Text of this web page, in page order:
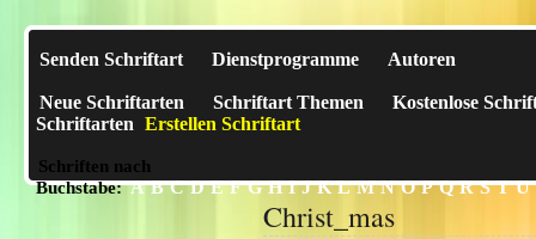
Senden Schriftart Dienstprogramme Autoren
Neue Schriftarten Schriftart Themen
Kostenlose
Schriftarten Erstellen Schriftart
Schriften nach
Buchstabe:A B C D E F G H I J K L M N O P Q R S T U
Christ_mas